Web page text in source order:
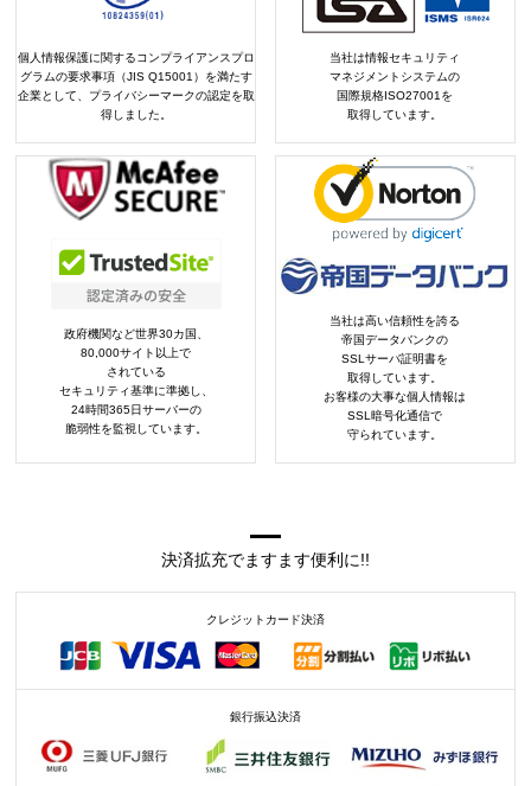
個人情報保護に関するコンプライアンスプロ
グラムの要求事項（JIS Q15001）を満たす
企業として、プライバシーマークの認定を取
得しました。
当社は情報セキュリティ
マネジメントシステムの
国際規格ISO27001を
取得しています。
政府機関など世界30カ国、
80,000サイト以上で
されている
セキュリティ基準に準拠し、
24時間365日サーバーの
脆弱性を監視しています。
当社は高い信頼性を誇る
帝国データバンクの
SSLサーバ証明書を
取得しています。
お客様の大事な個人情報は
SSL暗号化通信で
守られています。
決済拡充でますます便利に!!
クレジットカード決済
銀行振込決済